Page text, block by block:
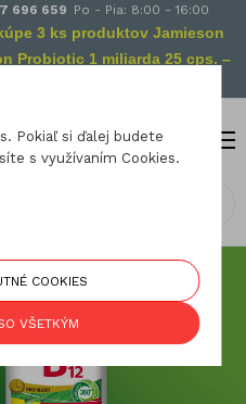
696 659 Po - Pia: 8:00 - 16:00
3 ks produktov Jamieson
Probiotic 1 miliarda 25 cps. –
0
Pokiaľ si ďalej budete
s využívaním Cookies.
COOKIES
VŠETKÝM